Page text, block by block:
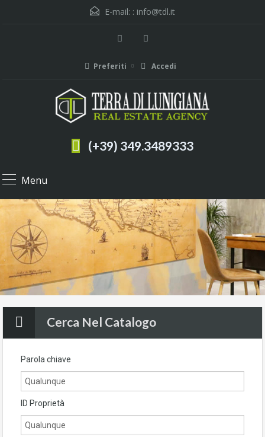
E-mail: : info@tdl.it
Preferiti Accedi
(+39) 349.3489333
Menu
Cerca Nel Catalogo
Parola chiave
ID Proprietà